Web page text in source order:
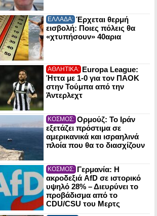
ΕΛΛΑΔΑ: Έρχεται θερμή
εισβολή: Ποιες πόλεις θα
«χτυπήσουν» 40αρια
ΑΘΛΗΤΙΚΑ: Europa League:
Ήττα με 1-0 για τον ΠΑΟΚ
στην Τούμπα από την
Άντερλεχτ
ΚΟΣΜΟΣ: Ορμούζ: Το Ιράν
εξετάζει πρόστιμα σε
αμερικανικά και ισραηλινά
πλοία που θα το διασχίζουν
ΚΟΣΜΟΣ: Γερμανία: Η
ακροδεξιά AfD σε ιστορικό
υψηλό 28% – Διευρύνει το
προβάδισμα από το
CDU/CSU του Μερτς